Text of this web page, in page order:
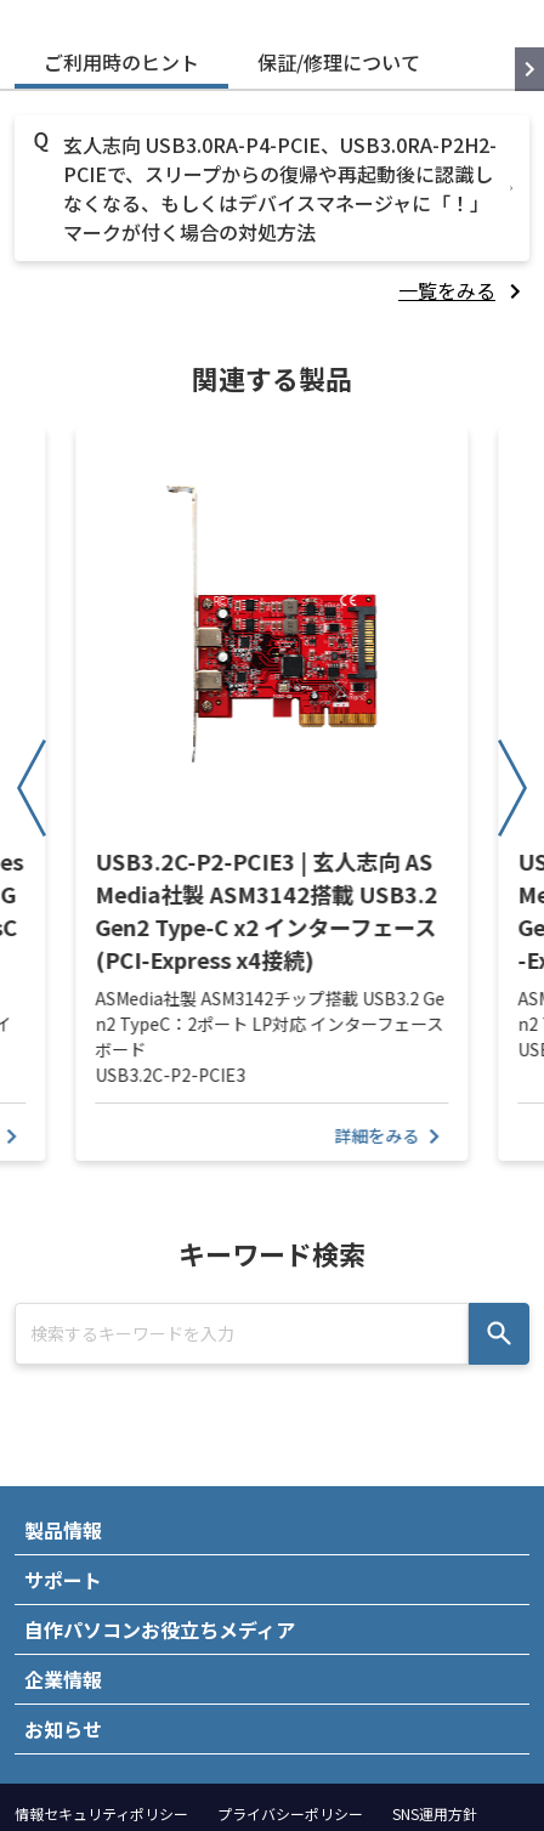
ご利用時のヒント 保証/修理について
玄人志向 USB3.0RA-P4-PCIE、USB3.0RA-P2H2-
PCIEで、スリープからの復帰や再起動後に認識し
なくなる、もしくはデバイスマネージャに「！」
マークが付く場合の対処方法
一覧をみる
関連する製品
USB3.2C-P2-PCIE3 | 玄人志向 AS
Media社製 ASM3142搭載 USB3.2
Gen2 Type-C x2 インターフェース
(PCI-Express x4接続)
ASMedia社製 ASM3142チップ搭載 USB3.2 Ge
n2 TypeC：2ポート LP対応 インターフェース
ボード
USB3.2C-P2-PCIE3
詳細をみる
-
n2
キーワード検索
製品情報
サポート
自作パソコンお役立ちメディア
企業情報
お知らせ
情報セキュリティポリシー プライバシーポリシー SNS運用方針